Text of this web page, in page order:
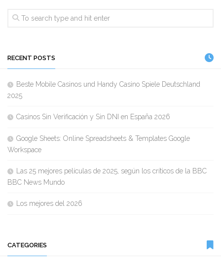
RECENT POSTS
Beste Mobile Casinos und Handy Casino Spiele Deutschland
2025
Casinos Sin Verificación y Sin DNI en España 2026
Google Sheets: Online Spreadsheets & Templates Google
Workspace
Las 25 mejores películas de 2025, según los críticos de la BBC
BBC News Mundo
Los mejores del 2026
CATEGORIES